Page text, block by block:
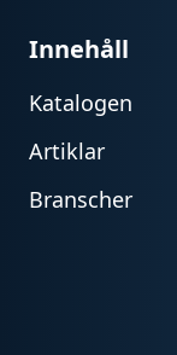
Innehåll
Katalogen
Artiklar
Branscher